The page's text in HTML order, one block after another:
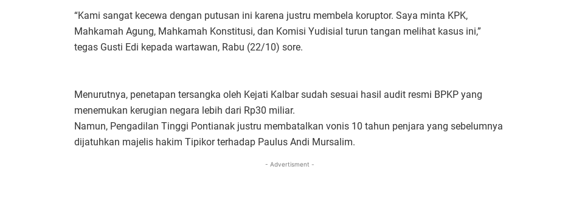
“Kami sangat kecewa dengan putusan ini karena justru membela koruptor. Saya minta KPK,
Mahkamah Agung, Mahkamah Konstitusi, dan Komisi Yudisial turun tangan melihat kasus ini,”
tegas Gusti Edi kepada wartawan, Rabu (22/10) sore.
Menurutnya, penetapan tersangka oleh Kejati Kalbar sudah sesuai hasil audit resmi BPKP yang
menemukan kerugian negara lebih dari Rp30 miliar.
Namun, Pengadilan Tinggi Pontianak justru membatalkan vonis 10 tahun penjara yang sebelumnya
dijatuhkan majelis hakim Tipikor terhadap Paulus Andi Mursalim.
- Advertisment -